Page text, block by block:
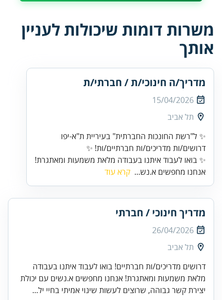
משרות דומות שיכולות לעניין
אותך
מדריך/ה חינוכי/ת / חברתי/ת
15/04/2026
תל אביב
✨ ל"רשת החונכות החברתית" בעיריית ת"א-יפו
דרושים/ות מדריכים/ות חברתיים/ות! ✨
✨ בואו לעבוד איתנו בעבודה מלאת משמעות ומאתגרת!
אנחנו מחפשים א.נש... קרא עוד
מדריך חינוכי / חברתי
26/04/2026
תל אביב
דרושים מדריכים/ות חברתיים! בואו לעבוד איתנו בעבודה
מלאת משמעות ומאתגרת! אנחנו מחפשים א.נשים עם יכולת
יצירת קשר גבוהה, שרוצים לעשות שינוי אמיתי בחיי יל...